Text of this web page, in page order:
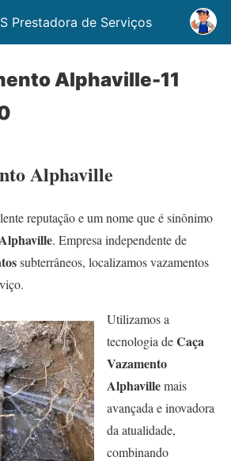
Prestadora de Serviços
Alphaville-11
Alphaville
reputação e um nome que é sinônimo
. Empresa independente de
subterrâneos, localizamos vazamentos
Utilizamos a
tecnologia deCaça
Vazamento
Alphavillemais
avançada e inovadora
da atualidade,
combinando